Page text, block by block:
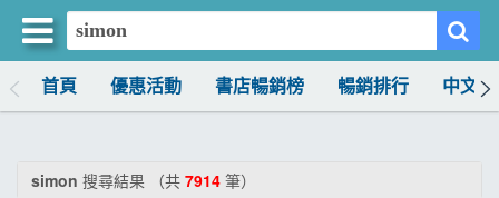
首頁 優惠活動 書店暢銷榜 暢銷排行 中文書
simon 搜尋結果 （共 7914 筆）
買書網